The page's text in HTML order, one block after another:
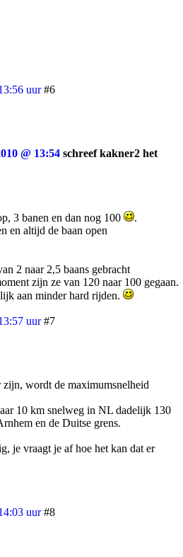
uur #6
@ 13:54 schreef kakner2 het
3 banen en dan nog 100
.
en altijd de baan open
2 naar 2,5 baans gebracht
zijn ze van 120 naar 100 gegaan.
aan minder hard rijden.
uur #7
wordt de maximumsnelheid
10 km snelweg in NL dadelijk 130
en de Duitse grens.
je vraagt je af hoe het kan dat er
uur #8